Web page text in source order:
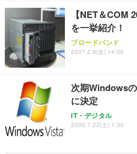
【NET＆COM
を一挙紹介！
ブロードバンド
2007.2.9(金) 14:06
次期Windows
に決定
IT・デジタル
2005.7.23(土) 1:30